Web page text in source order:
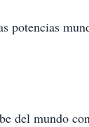
potencias
del mundo